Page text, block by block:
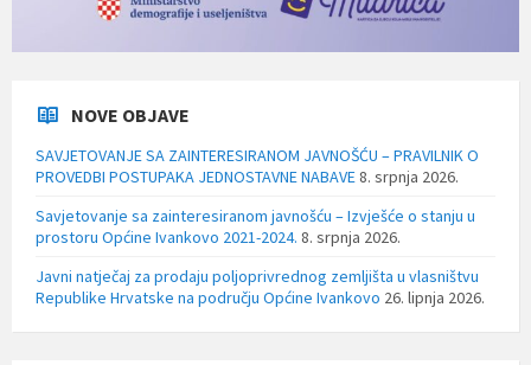
NOVE OBJAVE
SAVJETOVANJE SA ZAINTERESIRANOM JAVNOŠĆU – PRAVILNIK O
PROVEDBI POSTUPAKA JEDNOSTAVNE NABAVE8. srpnja 2026.
Savjetovanje sa zainteresiranom javnošću – Izvješće o stanju u
prostoru Općine Ivankovo 2021-2024. 8. srpnja 2026.
Javni natječaj za prodaju poljoprivrednog zemljišta u vlasništvu
Republike Hrvatske na području Općine Ivankovo 26. lipnja 2026.